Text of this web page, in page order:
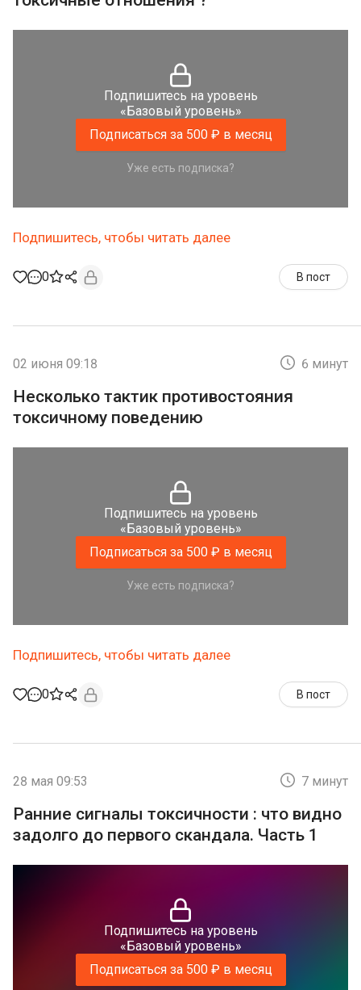
Подпишитесь на уровень
«Базовый уровень»
Подписаться за 500 ₽ в месяц
Уже есть подписка?
Подпишитесь, чтобы читать далее
0 В пост
02 июня 09:18 6 минут
Несколько тактик противостояния
токсичному поведению
Подпишитесь на уровень
«Базовый уровень»
Подписаться за 500 ₽ в месяц
Уже есть подписка?
Подпишитесь, чтобы читать далее
0 В пост
28 мая 09:53 7 минут
Ранние сигналы токсичности : что видно
задолго до первого скандала. Часть 1
Подпишитесь на уровень
«Базовый уровень»
Подписаться за 500 ₽ в месяц